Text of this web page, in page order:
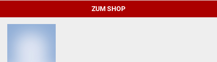
ZUM SHOP